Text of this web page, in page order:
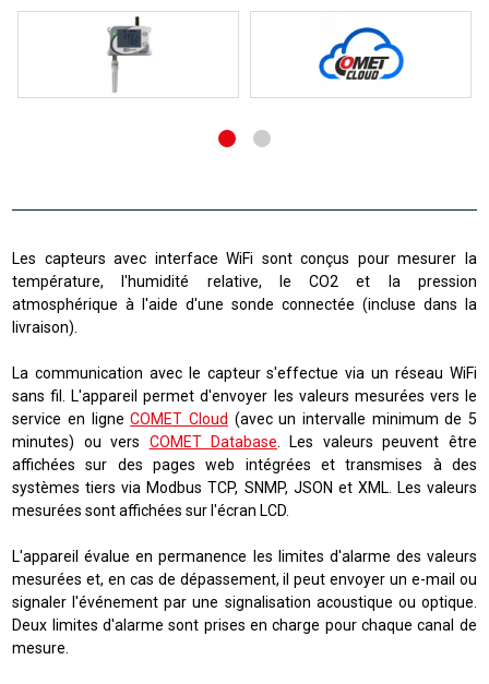
Les capteurs avec interface WiFi sont conçus pour mesurer la
température, l'humidité relative, le CO2 et la pression
atmosphérique à l'aide d'une sonde connectée (incluse dans la
livraison).
La communication avec le capteur s'effectue via un réseau WiFi
sans fil. L'appareil permet d'envoyer les valeurs mesurées vers le
service en ligneCOMET Cloud (avec un intervalle minimum de 5
minutes) ou vers COMET Database . Les valeurs peuvent être
affichées sur des pages web intégrées et transmises à des
systèmes tiers via Modbus TCP, SNMP, JSON et XML . Les valeurs
mesurées sont affichées sur l'écran LCD.
L'appareil évalue en permanence les limites d'alarme des valeurs
mesurées et, en cas de dépassement, il peut envoyer un e-mail ou
signaler l'événement par une signalisation acoustique ou optique.
Deux limites d'alarme sont prises en charge pour chaque canal de
mesure.